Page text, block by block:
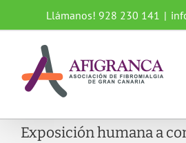
contenido
Llámanos! 928 230 141 |
Exposición humana a